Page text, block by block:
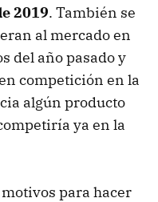
2019. También se
al mercado en
del año pasado y
competición en la
algún producto
ya en la
para hacer